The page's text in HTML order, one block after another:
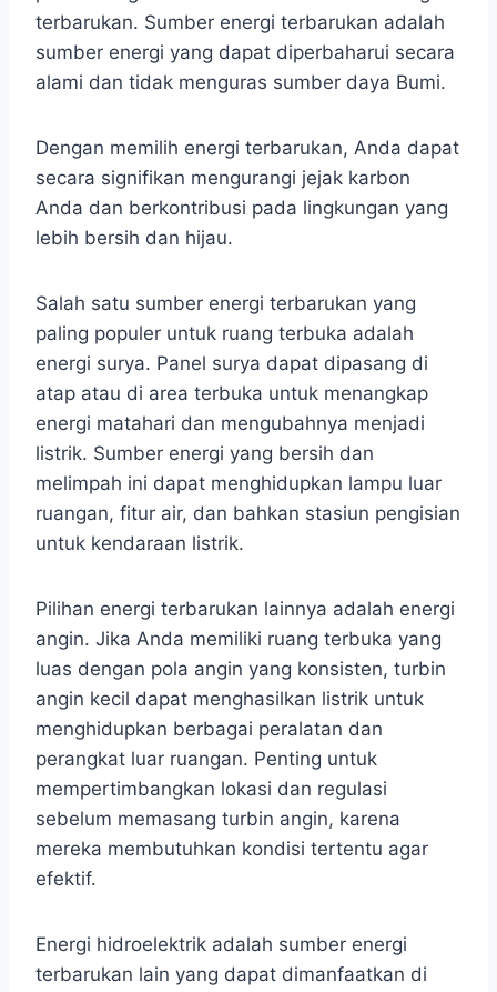
terbarukan. Sumber energi terbarukan adalah
sumber energi yang dapat diperbaharui secara
alami dan tidak menguras sumber daya Bumi.
Dengan memilih energi terbarukan, Anda dapat
secara signifikan mengurangi jejak karbon
Anda dan berkontribusi pada lingkungan yang
lebih bersih dan hijau.
Salah satu sumber energi terbarukan yang
paling populer untuk ruang terbuka adalah
energi surya. Panel surya dapat dipasang di
atap atau di area terbuka untuk menangkap
energi matahari dan mengubahnya menjadi
listrik. Sumber energi yang bersih dan
melimpah ini dapat menghidupkan lampu luar
ruangan, fitur air, dan bahkan stasiun pengisian
untuk kendaraan listrik.
Pilihan energi terbarukan lainnya adalah energi
angin. Jika Anda memiliki ruang terbuka yang
luas dengan pola angin yang konsisten, turbin
angin kecil dapat menghasilkan listrik untuk
menghidupkan berbagai peralatan dan
perangkat luar ruangan. Penting untuk
mempertimbangkan lokasi dan regulasi
sebelum memasang turbin angin, karena
mereka membutuhkan kondisi tertentu agar
efektif.
Energi hidroelektrik adalah sumber energi
terbarukan lain yang dapat dimanfaatkan di